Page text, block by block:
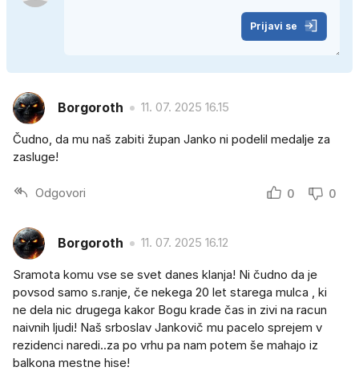
Prijavi se
Borgoroth 11. 07. 2025 16.15
Čudno, da mu naš zabiti župan Janko ni podelil medalje za
zasluge!
Odgovori 0 0
Borgoroth 11. 07. 2025 16.12
Sramota komu vse se svet danes klanja! Ni čudno da je
povsod samo s.ranje, če nekega 20 let starega mulca , ki
ne dela nic drugega kakor Bogu krade čas in zivi na racun
naivnih ljudi! Naš srboslav Jankovič mu pacelo sprejem v
rezidenci naredi..za po vrhu pa nam potem še mahajo iz
balkona mestne hise!